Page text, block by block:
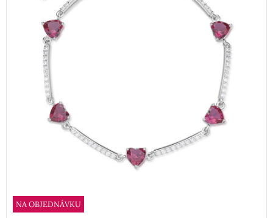
NA OBJEDNÁVKU